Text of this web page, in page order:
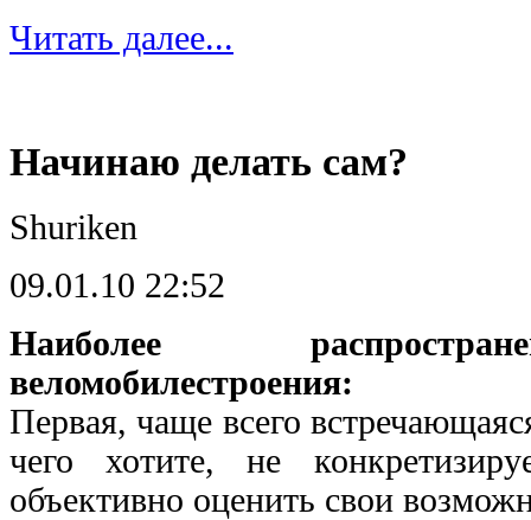
Читать далее...
Начинаю делать сам?
Shuriken
09.01.10 22:52
Наиболее
веломобилестроения:
Первая, чаще всего
чего хотите, не
объективно оценить свои